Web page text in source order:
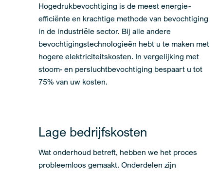
Hogedrukbevochtiging is de meest energie-
efficiënte en krachtige methode van bevochtiging
in de industriële sector. Bij alle andere
bevochtigingstechnologieën hebt u te maken met
hogere elektriciteitskosten. In vergelijking met
stoom- en persluchtbevochtiging bespaart u tot
75% van uw kosten.
Lage bedrijfskosten
Wat onderhoud betreft, hebben we het proces
probleemloos gemaakt. Onderdelen zijn